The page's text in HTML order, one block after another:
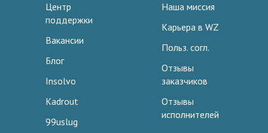
Центр
поддержки
Вакансии
Блог
Insolvo
Kadrout
99uslug
Наша миссия
Карьера в WZ
Польз. согл.
Отзывы
заказчиков
Отзывы
исполнителей